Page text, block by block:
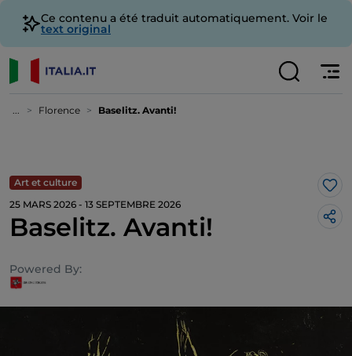
Ce contenu a été traduit automatiquement. Voir le
text original
... Florence Baselitz. Avanti!
Art et culture
25 MARS 2026 - 13 SEPTEMBRE 2026
Baselitz. Avanti!
Powered By: